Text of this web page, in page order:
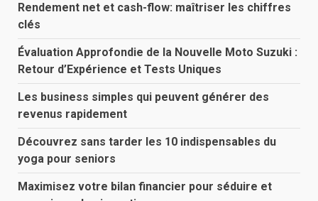
Rendement net et cash-flow: maîtriser les chiffres
clés
Évaluation Approfondie de la Nouvelle Moto Suzuki :
Retour d’Expérience et Tests Uniques
Les business simples qui peuvent générer des
revenus rapidement
Découvrez sans tarder les 10 indispensables du
yoga pour seniors
Maximisez votre bilan financier pour séduire et